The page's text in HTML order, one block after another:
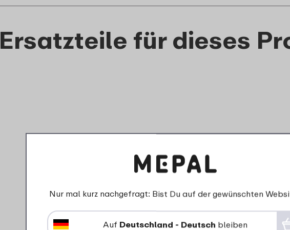
Ersatzteile für dieses
Deckel Trinkflasche
komplett - Cool blue
Campus -
Nur mal kurz nachgefragt: Bist Du auf der gewünschten
Auf Deutschland - Deutsch bleiben